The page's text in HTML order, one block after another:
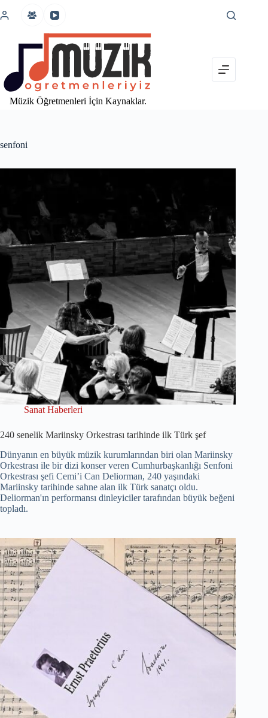
atla
Müzik Öğretmenleri İçin Kaynaklar.
senfoni
Sanat Haberleri
240 senelik Mariinsky Orkestrası tarihinde ilk Türk şef
Dünyanın en büyük müzik kurumlarından biri olan Mariinsky
Orkestrası ile bir dizi konser veren Cumhurbaşkanlığı Senfoni
Orkestrası şefi Cemi’i Can Deliorman, 240 yaşındaki
Mariinsky tarihinde sahne alan ilk Türk sanatçı oldu.
Deliorman'ın performansı dinleyiciler tarafından büyük beğeni
topladı.